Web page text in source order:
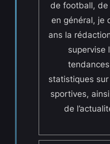
de football,
en général, je
ans la
supervise
statistiques
sportives,
de